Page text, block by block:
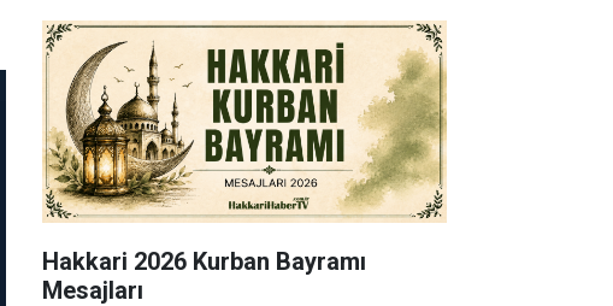
Hakkari 2026 Kurban Bayramı
Mesajları